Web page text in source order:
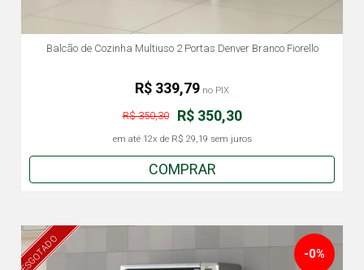
Balcão de Cozinha Multiuso 2 Portas Denver Branco Fiorello
R$ 350,30
R$ 350,30
em até 12x de R$ 29,19 sem juros
R$ 339,79 no PIX
COMPRAR
ESGOTADO -0%